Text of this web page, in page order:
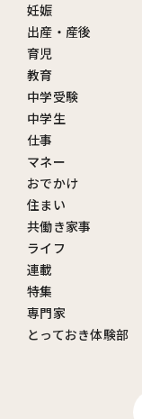
妊娠
出産・産後
育児
教育
中学受験
中学生
仕事
マネー
おでかけ
住まい
共働き家事
ライフ
連載
特集
専門家
とっておき体験部